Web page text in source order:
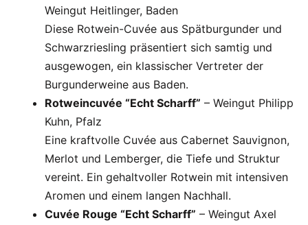
Weingut Heitlinger, Baden
Diese Rotwein-Cuvée aus Spätburgunder und
Schwarzriesling präsentiert sich samtig und
ausgewogen, ein klassischer Vertreter der
Burgunderweine aus Baden.
Rotweincuvée “Echt Scharff” – Weingut Philipp
Kuhn, Pfalz
Eine kraftvolle Cuvée aus Cabernet Sauvignon,
Merlot und Lemberger, die Tiefe und Struktur
vereint. Ein gehaltvoller Rotwein mit intensiven
Aromen und einem langen Nachhall.
Cuvée Rouge “Echt Scharff” – Weingut Axel